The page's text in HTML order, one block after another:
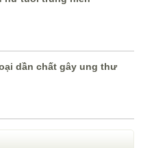
dần chất gây ung thư